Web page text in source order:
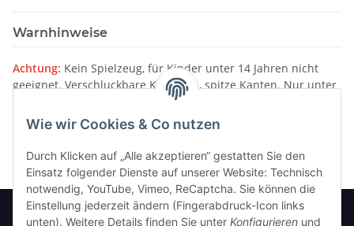
Warnhinweise
Achtung: Kein Spielzeug, für Kinder unter 14 Jahren nicht
geeignet. Verschluckbare Kleinteile, spitze Kanten. Nur unter
Aufsicht von Erwachsenen verwenden.
Bitte beachten Sie unsereWarnhinweise
Wie wir Cookies & Co nutzen
Durch Klicken auf „Alle akzeptieren“ gestatten Sie den
Einsatz folgender Dienste auf unserer Website: Technisch
notwendig, YouTube, Vimeo, ReCaptcha. Sie können die
Einstellung jederzeit ändern (Fingerabdruck-Icon links
unten). Weitere Details finden Sie unter Konfigurieren und